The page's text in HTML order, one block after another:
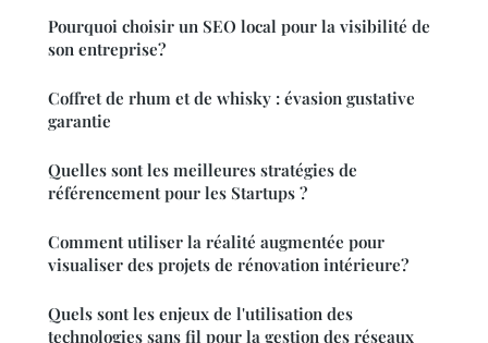
Pourquoi choisir un SEO local pour la visibilité de
son entreprise?
Coffret de rhum et de whisky : évasion gustative
garantie
Quelles sont les meilleures stratégies de
référencement pour les Startups ?
Comment utiliser la réalité augmentée pour
visualiser des projets de rénovation intérieure?
Quels sont les enjeux de l'utilisation des
technologies sans fil pour la gestion des réseaux